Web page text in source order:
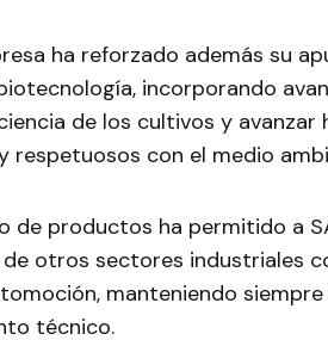
ha reforzado además su
incorporando
de los cultivos y avanzar
respetuosos con el medio
de productos ha permitido a
otros sectores industriales
manteniendo
técnico.